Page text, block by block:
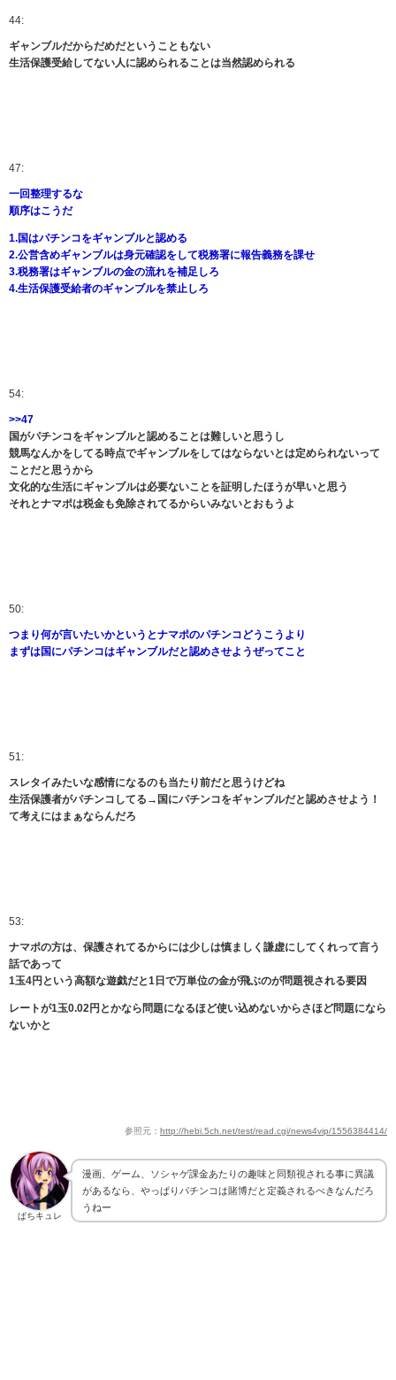
44:
ギャンブルだからだめだということもない
生活保護受給してない人に認められることは当然認められる
47:
一回整理するな
順序はこうだ
1.国はパチンコをギャンブルと認める
2.公営含めギャンブルは身元確認をして税務署に報告義務を課せ
3.税務署はギャンブルの金の流れを補足しろ
4.生活保護受給者のギャンブルを禁止しろ
54:
>>47
国がパチンコをギャンブルと認めることは難しいと思うし
競馬なんかをしてる時点でギャンブルをしてはならないとは定められないって
ことだと思うから
文化的な生活にギャンブルは必要ないことを証明したほうが早いと思う
それとナマポは税金も免除されてるからいみないとおもうよ
50:
つまり何が言いたいかというとナマポのパチンコどうこうより
まずは国にパチンコはギャンブルだと認めさせようぜってこと
51:
スレタイみたいな感情になるのも当たり前だと思うけどね
生活保護者がパチンコしてる→国にパチンコをギャンブルだと認めさせよう！
て考えにはまぁならんだろ
53:
ナマポの方は、保護されてるからには少しは慎ましく謙虚にしてくれって言う
話であって
1玉4円という高額な遊戯だと1日で万単位の金が飛ぶのが問題視される要因
レートが1玉0.02円とかなら問題になるほど使い込めないからさほど問題になら
ないかと
参照元： http://hebi.5ch.net/test/read.cgi/news4vip/1556384414/
ぱちキュレ
漫画、ゲーム、ソシャゲ課金あたりの趣味と同類視される事に異議
があるなら、やっぱりパチンコは賭博だと定義されるべきなんだろ
うねー